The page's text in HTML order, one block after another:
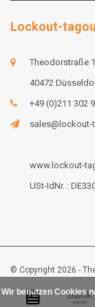
Lockout-
Theodorstraße
40472
+49 (0)211 302
www.lockout-
USt-IdNr. :
© Copyright 2026 -
Wir benutzen Cookies